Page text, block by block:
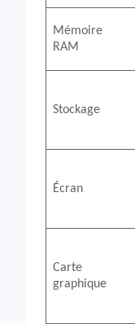
Mémoire
RAM
Stockage
Écran
Carte
graphique